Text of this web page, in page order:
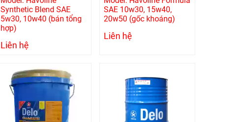
Synthetic Blend SAE
5w30, 10w40 (bán tổng
hợp)
Liên hệ
SAE 10w30, 15w40,
20w50 (gốc khoáng)
Liên hệ